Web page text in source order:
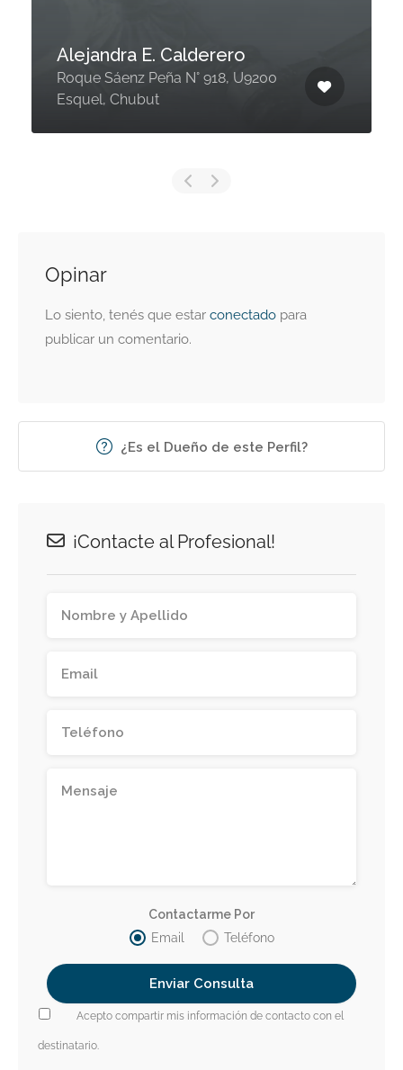
Alejandra E. Calderero
Roque Sáenz Peña N° 918, U9200
Esquel, Chubut
Opinar
Lo siento, tenés que estar conectado para
publicar un comentario.
¿Es el Dueño de este Perfil?
¡Contacte al Profesional!
Contactarme Por
Email
Teléfono
Acepto compartir mis información de contacto con el
destinatario.